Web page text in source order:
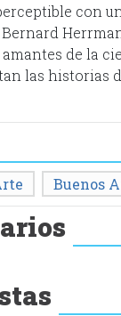
con
de la
las historias
Buenos